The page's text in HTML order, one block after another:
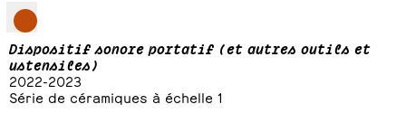
Dispositif sonore portatif (et autres outils et
ustensiles)
2022-2023
Série de céramiques à échelle 1